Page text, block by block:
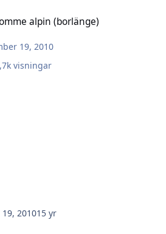
alpin (borlänge)
19, 2010
visningar
201015 yr